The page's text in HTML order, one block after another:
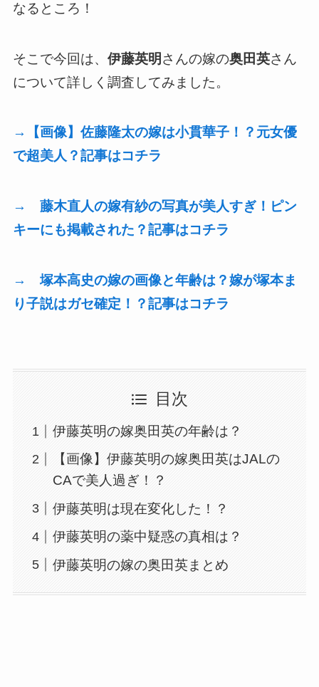
なるところ！
そこで今回は、 伊藤英明 さんの嫁の奥田英さん
について詳しく調査してみました。
→【画像】佐藤隆太の嫁は小貫華子！？元女優
で超美人？記事はコチラ
→ 藤木直人の嫁有紗の写真が美人すぎ！ピン
キーにも掲載された？記事はコチラ
→ 塚本高史の嫁の画像と年齢は？嫁が塚本ま
り子説はガセ確定！？記事はコチラ
目次
伊藤英明の嫁奥田英の年齢は？
【画像】伊藤英明の嫁奥田英はJALの
CAで美人過ぎ！？
伊藤英明は現在変化した！？
伊藤英明の薬中疑惑の真相は？
伊藤英明の嫁の奥田英まとめ